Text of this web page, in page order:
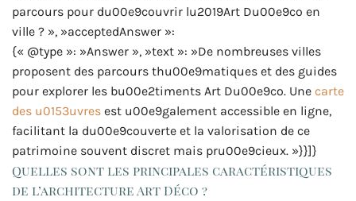
parcours pour du00e9couvrir lu2019Art Du00e9co en
ville ? », »acceptedAnswer »:
{« @type »: »Answer », »text »: »De nombreuses villes
proposent des parcours thu00e9matiques et des guides
pour explorer les bu00e2timents Art Du00e9co. Une carte
des u0153uvres est u00e9galement accessible en ligne,
facilitant la du00e9couverte et la valorisation de ce
patrimoine souvent discret mais pru00e9cieux. »}}]}
Quelles sont les principales caractéristiques
de l’architecture Art Déco ?